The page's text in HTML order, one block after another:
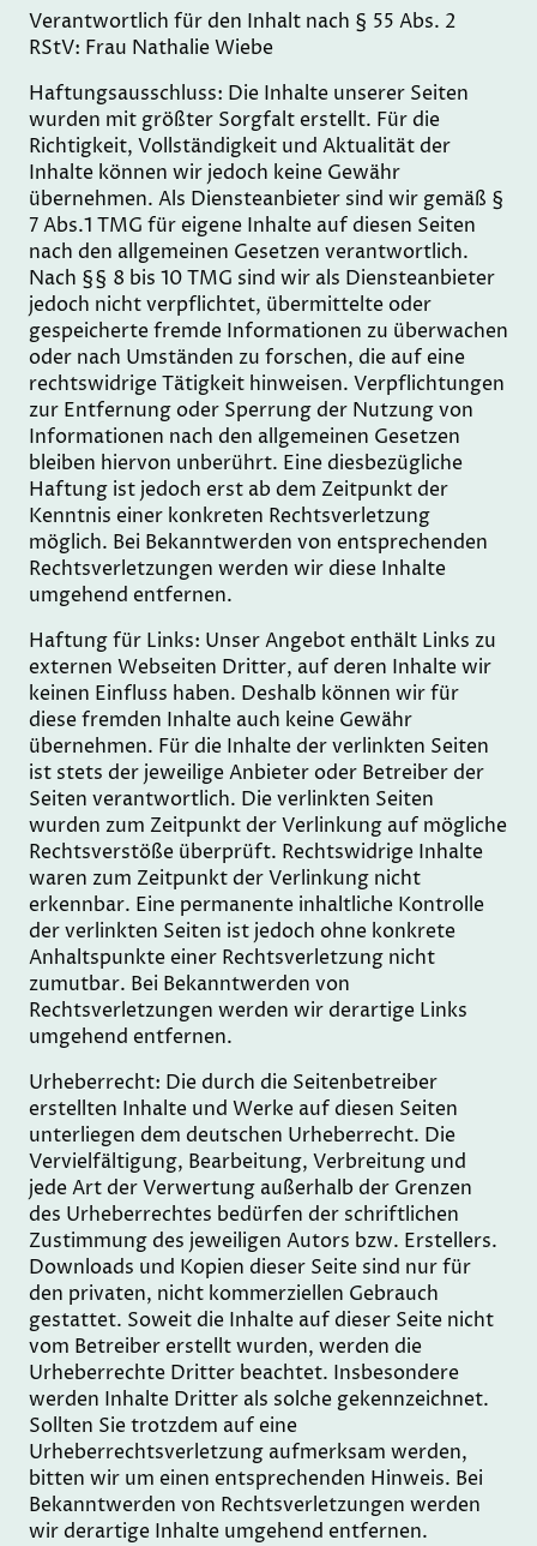
Verantwortlich für den Inhalt nach § 55 Abs. 2
RStV: Frau Nathalie Wiebe
Haftungsausschluss: Die Inhalte unserer Seiten
wurden mit größter Sorgfalt erstellt. Für die
Richtigkeit, Vollständigkeit und Aktualität der
Inhalte können wir jedoch keine Gewähr
übernehmen. Als Diensteanbieter sind wir gemäß §
7 Abs.1 TMG für eigene Inhalte auf diesen Seiten
nach den allgemeinen Gesetzen verantwortlich.
Nach §§ 8 bis 10 TMG sind wir als Diensteanbieter
jedoch nicht verpflichtet, übermittelte oder
gespeicherte fremde Informationen zu überwachen
oder nach Umständen zu forschen, die auf eine
rechtswidrige Tätigkeit hinweisen. Verpflichtungen
zur Entfernung oder Sperrung der Nutzung von
Informationen nach den allgemeinen Gesetzen
bleiben hiervon unberührt. Eine diesbezügliche
Haftung ist jedoch erst ab dem Zeitpunkt der
Kenntnis einer konkreten Rechtsverletzung
möglich. Bei Bekanntwerden von entsprechenden
Rechtsverletzungen werden wir diese Inhalte
umgehend entfernen.
Haftung für Links: Unser Angebot enthält Links zu
externen Webseiten Dritter, auf deren Inhalte wir
keinen Einfluss haben. Deshalb können wir für
diese fremden Inhalte auch keine Gewähr
übernehmen. Für die Inhalte der verlinkten Seiten
ist stets der jeweilige Anbieter oder Betreiber der
Seiten verantwortlich. Die verlinkten Seiten
wurden zum Zeitpunkt der Verlinkung auf mögliche
Rechtsverstöße überprüft. Rechtswidrige Inhalte
waren zum Zeitpunkt der Verlinkung nicht
erkennbar. Eine permanente inhaltliche Kontrolle
der verlinkten Seiten ist jedoch ohne konkrete
Anhaltspunkte einer Rechtsverletzung nicht
zumutbar. Bei Bekanntwerden von
Rechtsverletzungen werden wir derartige Links
umgehend entfernen.
Urheberrecht: Die durch die Seitenbetreiber
erstellten Inhalte und Werke auf diesen Seiten
unterliegen dem deutschen Urheberrecht. Die
Vervielfältigung, Bearbeitung, Verbreitung und
jede Art der Verwertung außerhalb der Grenzen
des Urheberrechtes bedürfen der schriftlichen
Zustimmung des jeweiligen Autors bzw. Erstellers.
Downloads und Kopien dieser Seite sind nur für
den privaten, nicht kommerziellen Gebrauch
gestattet. Soweit die Inhalte auf dieser Seite nicht
vom Betreiber erstellt wurden, werden die
Urheberrechte Dritter beachtet. Insbesondere
werden Inhalte Dritter als solche gekennzeichnet.
Sollten Sie trotzdem auf eine
Urheberrechtsverletzung aufmerksam werden,
bitten wir um einen entsprechenden Hinweis. Bei
Bekanntwerden von Rechtsverletzungen werden
wir derartige Inhalte umgehend entfernen.